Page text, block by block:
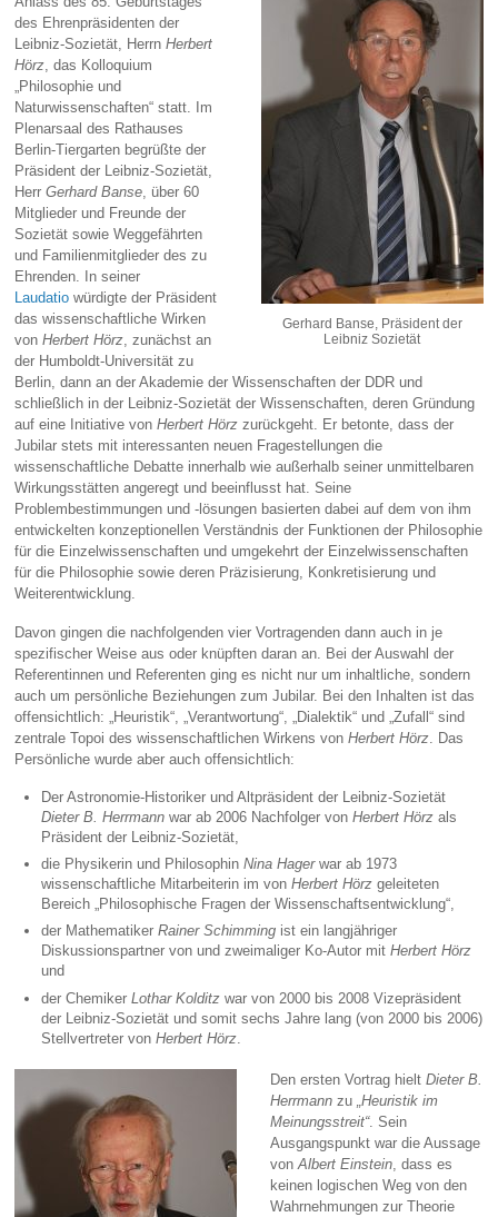
Gerhard Banse, Präsident der
Leibniz Sozietät
des Ehrenpräsidenten der
Leibniz-Sozietät, HerrnHerbert
Hörz, das Kolloquium
„Philosophie und
Naturwissenschaften“ statt. Im
Plenarsaal des Rathauses
Berlin-Tiergarten begrüßte der
Präsident der Leibniz-Sozietät,
HerrGerhard Banse, über 60
Mitglieder und Freunde der
Sozietät sowie Weggefährten
und Familienmitglieder des zu
Ehrenden. In seiner
Laudatio würdigte der Präsident
das wissenschaftliche Wirken
vonHerbert Hörz, zunächst an
der Humboldt-Universität zu
Berlin, dann an der Akademie der Wissenschaften der DDR und
schließlich in der Leibniz-Sozietät der Wissenschaften, deren Gründung
auf eine Initiative vonHerbert Hörz zurückgeht. Er betonte, dass der
Jubilar stets mit interessanten neuen Fragestellungen die
wissenschaftliche Debatte innerhalb wie außerhalb seiner unmittelbaren
Wirkungsstätten angeregt und beeinflusst hat. Seine
Problembestimmungen und -lösungen basierten dabei auf dem von ihm
entwickelten konzeptionellen Verständnis der Funktionen der Philosophie
für die Einzelwissenschaften und umgekehrt der Einzelwissenschaften
für die Philosophie sowie deren Präzisierung, Konkretisierung und
Weiterentwicklung.
Davon gingen die nachfolgenden vier Vortragenden dann auch in je
spezifischer Weise aus oder knüpften daran an. Bei der Auswahl der
Referentinnen und Referenten ging es nicht nur um inhaltliche, sondern
auch um persönliche Beziehungen zum Jubilar. Bei den Inhalten ist das
offensichtlich: „Heuristik“, „Verantwortung“, „Dialektik“ und „Zufall“ sind
zentrale Topoi des wissenschaftlichen Wirkens vonHerbert Hörz . Das
Persönliche wurde aber auch offensichtlich:
Der Astronomie-Historiker und Altpräsident der Leibniz-Sozietät
Dieter B. Herrmann war ab 2006 Nachfolger vonHerbert Hörz als
Präsident der Leibniz-Sozietät,
die Physikerin und PhilosophinNina Hagerwar ab 1973
wissenschaftliche Mitarbeiterin im vonHerbert Hörzgeleiteten
Bereich „Philosophische Fragen der Wissenschaftsentwicklung“,
der MathematikerRainer Schimming ist ein langjähriger
Diskussionspartner von und zweimaliger Ko-Autor mitHerbert Hörz
und
der ChemikerLothar Kolditz war von 2000 bis 2008 Vizepräsident
der Leibniz-Sozietät und somit sechs Jahre lang (von 2000 bis 2006)
Stellvertreter vonHerbert Hörz
Den ersten Vortrag hieltDieter B.
Herrmann zu„Heuristik im
Meinungsstreit“. Sein
Ausgangspunkt war die Aussage
vonAlbert Einstein, dass es
keinen logischen Weg von den
Wahrnehmungen zur Theorie